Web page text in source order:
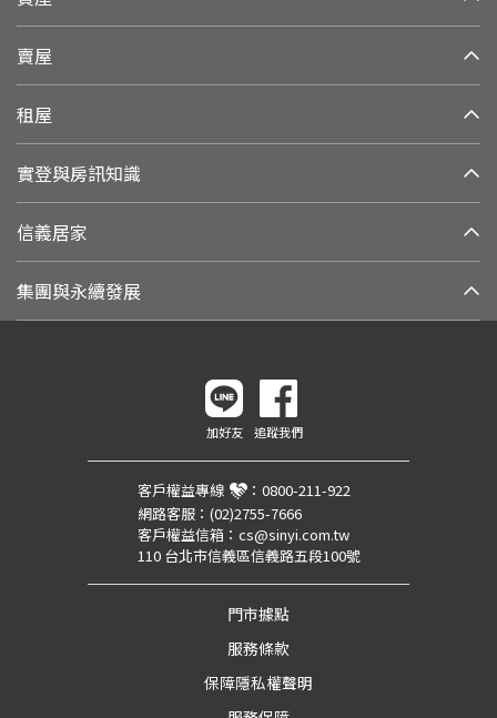
賣屋
租屋
實登與房訊知識
信義居家
集團與永續發展
加好友 追蹤我們
客戶權益專線 ： 0800-211-922
網路客服： (02)2755-7666
客戶權益信箱： cs@sinyi.com.tw
110 台北市信義區信義路五段100號
門市據點
服務條款
保障隱私權聲明